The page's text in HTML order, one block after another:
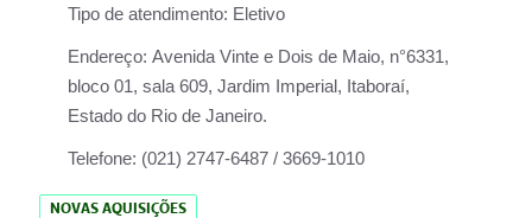
Tipo de atendimento: Eletivo
Endereço: Avenida Vinte e Dois de Maio, n°6331,
bloco 01, sala 609, Jardim Imperial, Itaboraí,
Estado do Rio de Janeiro.
Telefone: (021) 2747-6487 / 3669-1010
NOVAS AQUISIÇÕES